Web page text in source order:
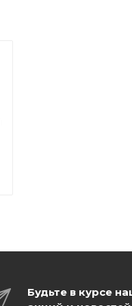
Будьте в курсе